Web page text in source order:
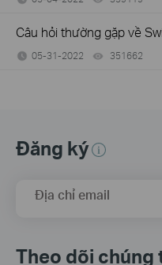
Câu hỏi thường gặp về
05-31-2022 351662
Đăng ký
Địa chỉ email
Theo dõi chúng